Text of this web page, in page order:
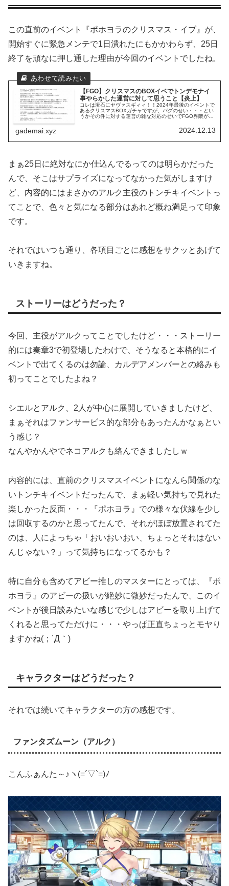
この直前のイベント『ポホヨラのクリスマス・イブ』が、
開始すぐに緊急メンテで1日潰れたにもかかわらず、25日
終了を頑なに押し通した理由が今回のイベントでしたね。
【FGO】クリスマスのBOXイベでトンデモナイ
事やらかした運営に対して思うこと【炎上】
コレは流石にヤヴァスギィィ！！2024年最後のイベントで
あるクリスマスBOXガチャですが、バグのせい・・・とい
うかその件に対する運営の雑な対応のせいでFGO界隈が大
gademai.xyz 2024.12.13
まぁ25日に絶対なにか仕込んでるってのは明らかだった
んで、そこはサプライズになってなかった気がしますけ
ど、内容的にはまさかのアルク主役のトンチキイベントっ
てことで、色々と気になる部分はあれど概ね満足って印象
です。
それではいつも通り、各項目ごとに感想をサクッとあげて
いきますね。
ストーリーはどうだった？
今回、主役がアルクってことでしたけど・・・ストーリー
的には奏章3で初登場したわけで、そうなると本格的にイ
ベントで出てくるのは勿論、カルデアメンバーとの絡みも
初ってことでしたよね？
シエルとアルク、2人が中心に展開していきましたけど、
まぁそれはファンサービス的な部分もあったんかなぁとい
う感じ？
なんやかんやでネコアルクも絡んできましたしｗ
内容的には、直前のクリスマスイベントになんら関係のな
いトンチキイベントだったんで、まぁ軽い気持ちで見れた
楽しかった反面・・・『ポホヨラ』での様々な伏線を少し
は回収するのかと思ってたんで、それがほぼ放置されてた
のは、人によっちゃ「おいおいおい、ちょっとそれはない
んじゃない？」って気持ちになってるかも？
特に自分も含めてアビー推しのマスターにとっては、『ポ
ホヨラ』のアビーの扱いが絶妙に微妙だったんで、このイ
ベントが後日談みたいな感じで少しはアビーを取り上げて
くれると思ってただけに・・・やっぱ正直ちょっとモヤり
ますかね(；´Д｀)
キャラクターはどうだった？
それでは続いてキャラクターの方の感想です。
ファンタズムーン（アルク）
こんふぁんた～♪ヽ(=´▽`=)ﾉ